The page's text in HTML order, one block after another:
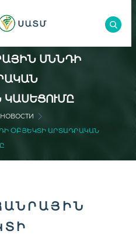
ՍՆՆԴԻ
ԿԱՍԵՑՈՒՄԸ
НОВОСТИ
ՕԲՅԵԿՏԻ ԱՐՏԱԴՐԱԿԱՆ